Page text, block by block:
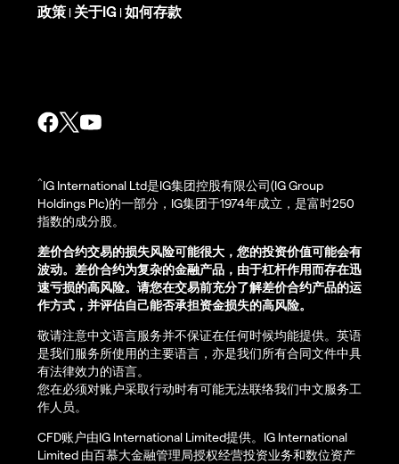
政策 | 关于IG | 如何存款
^IG International Ltd是IG集团控股有限公司(IG Group
Holdings Plc)的一部分，IG集团于1974年成立，是富时250
指数的成分股。
差价合约交易的损失风险可能很大，您的投资价值可能会有
波动。差价合约为复杂的金融产品，由于杠杆作用而存在迅
速亏损的高风险。请您在交易前充分了解差价合约产品的运
作方式，并评估自己能否承担资金损失的高风险。
敬请注意中文语言服务并不保证在任何时候均能提供。英语
是我们服务所使用的主要语言，亦是我们所有合同文件中具
有法律效力的语言。
您在必须对账户采取行动时有可能无法联络我们中文服务工
作人员。
CFD账户由IG International Limited提供。IG International
Limited 由百慕大金融管理局授权经营投资业务和数位资产